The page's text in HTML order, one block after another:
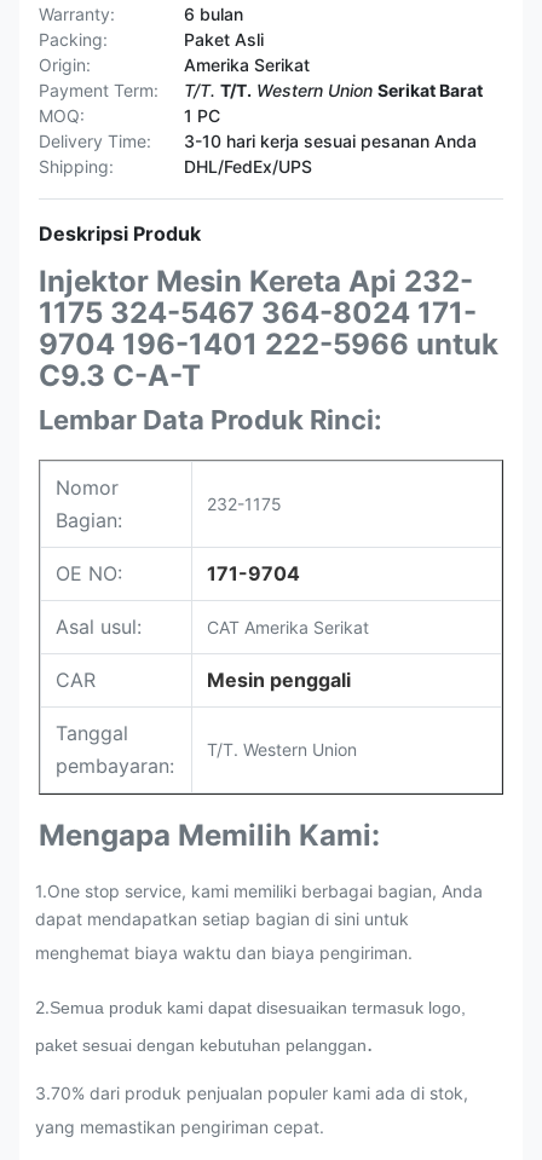
Warranty:
6 bulan
Packing:
Paket Asli
Origin:
Amerika Serikat
Payment Term:
T/T. T/T. Western Union Serikat Barat
MOQ:
1 PC
Delivery Time:
3-10 hari kerja sesuai pesanan Anda
Shipping:
DHL/FedEx/UPS
Deskripsi Produk
Injektor Mesin Kereta Api 232-
1175 324-5467 364-8024 171-
9704 196-1401 222-5966 untuk
C9.3 C-A-T
Lembar Data Produk Rinci:
Nomor
Bagian:
232-1175
OE NO: 171-9704
Asal usul: CAT Amerika Serikat
CAR Mesin penggali
Tanggal
pembayaran:
T/T. Western Union
Mengapa Memilih Kami:
1.One stop service, kami memiliki berbagai bagian, Anda
dapat mendapatkan setiap bagian di sini untuk
menghemat biaya waktu dan biaya pengiriman.
2.Semua produk kami dapat disesuaikan termasuk logo,
paket sesuai dengan kebutuhan pelanggan.
3.70% dari produk penjualan populer kami ada di stok,
yang memastikan pengiriman cepat.